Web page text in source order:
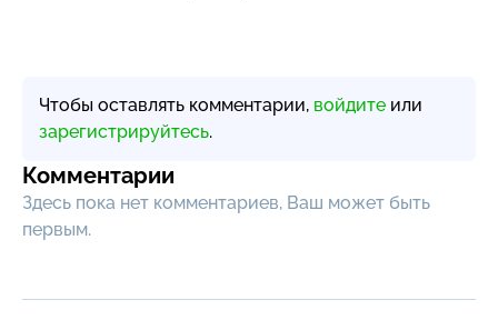
Чтобы оставлять комментарии, войдите или
зарегистрируйтесь.
Комментарии
Здесь пока нет комментариев, Ваш может быть
первым.